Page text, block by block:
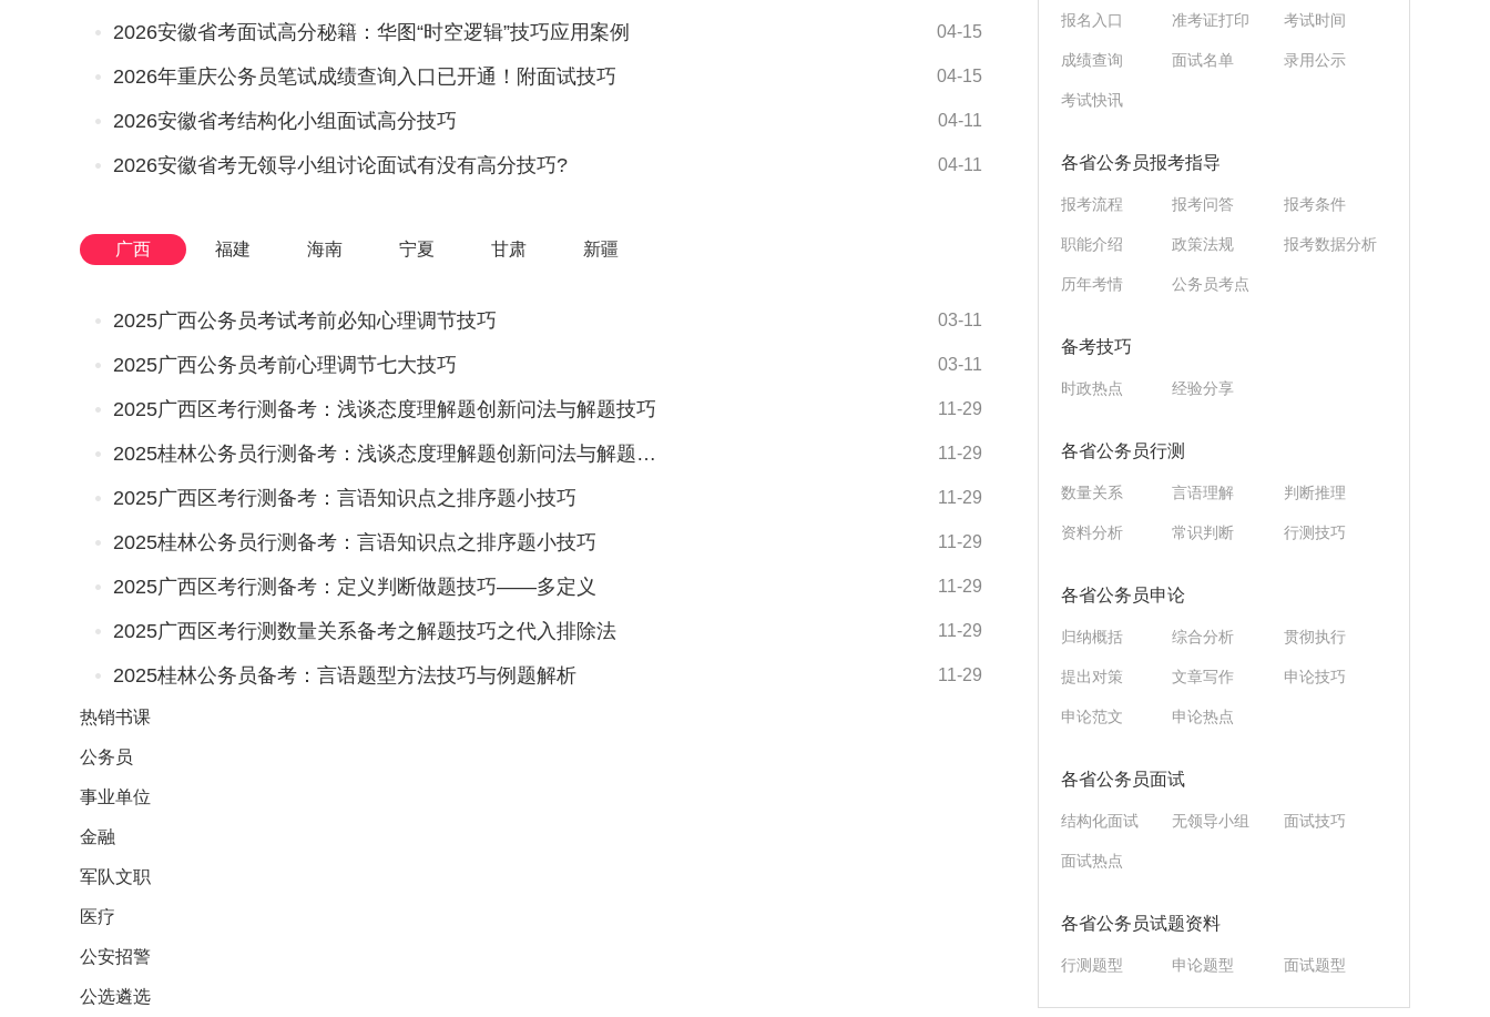
04-15
2026安徽省考面试高分秘籍：华图“时空逻辑”技巧应用案例
04-15
2026年重庆公务员笔试成绩查询入口已开通！附面试技巧
04-11
2026安徽省考结构化小组面试高分技巧
04-11
2026安徽省考无领导小组讨论面试有没有高分技巧?
广西 福建 海南 宁夏 甘肃 新疆
03-11
2025广西公务员考试考前必知心理调节技巧
03-11
2025广西公务员考前心理调节七大技巧
11-29
2025广西区考行测备考：浅谈态度理解题创新问法与解题技巧
11-29
2025桂林公务员行测备考：浅谈态度理解题创新问法与解题技巧
11-29
2025广西区考行测备考：言语知识点之排序题小技巧
11-29
2025桂林公务员行测备考：言语知识点之排序题小技巧
11-29
2025广西区考行测备考：定义判断做题技巧——多定义
11-29
2025广西区考行测数量关系备考之解题技巧之代入排除法
11-29
2025桂林公务员备考：言语题型方法技巧与例题解析
热销书课
公务员
事业单位
金融
军队文职
医疗
公安招警
公选遴选
报名入口 准考证打印 考试时间
成绩查询 面试名单 录用公示
考试快讯
各省公务员报考指导
报考流程 报考问答 报考条件
职能介绍 政策法规 报考数据分析
历年考情 公务员考点
备考技巧
时政热点 经验分享
各省公务员行测
数量关系 言语理解 判断推理
资料分析 常识判断 行测技巧
各省公务员申论
归纳概括 综合分析 贯彻执行
提出对策 文章写作 申论技巧
申论范文 申论热点
各省公务员面试
结构化面试 无领导小组 面试技巧
面试热点
各省公务员试题资料
行测题型 申论题型 面试题型